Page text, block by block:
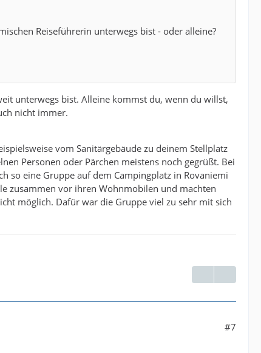
Reiseführerin unterwegs bist - oder alleine?
unterwegs bist. Alleine kommst du, wenn du willst,
nicht immer.
vom Sanitärgebäude zu deinem Stellplatz
Personen oder Pärchen meistens noch gegrüßt. Bei
so eine Gruppe auf dem Campingplatz in Rovaniemi
zusammen vor ihren Wohnmobilen und machten
möglich. Dafür war die Gruppe viel zu sehr mit sich
#7